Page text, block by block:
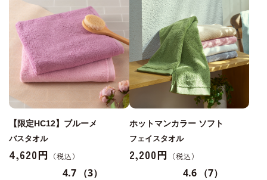
【限定HC12】ブルーメ
バスタオル
4,620円
4.7 （3）
ホットマンカラー ソフト
フェイスタオル
2,200円
4.6 （7）